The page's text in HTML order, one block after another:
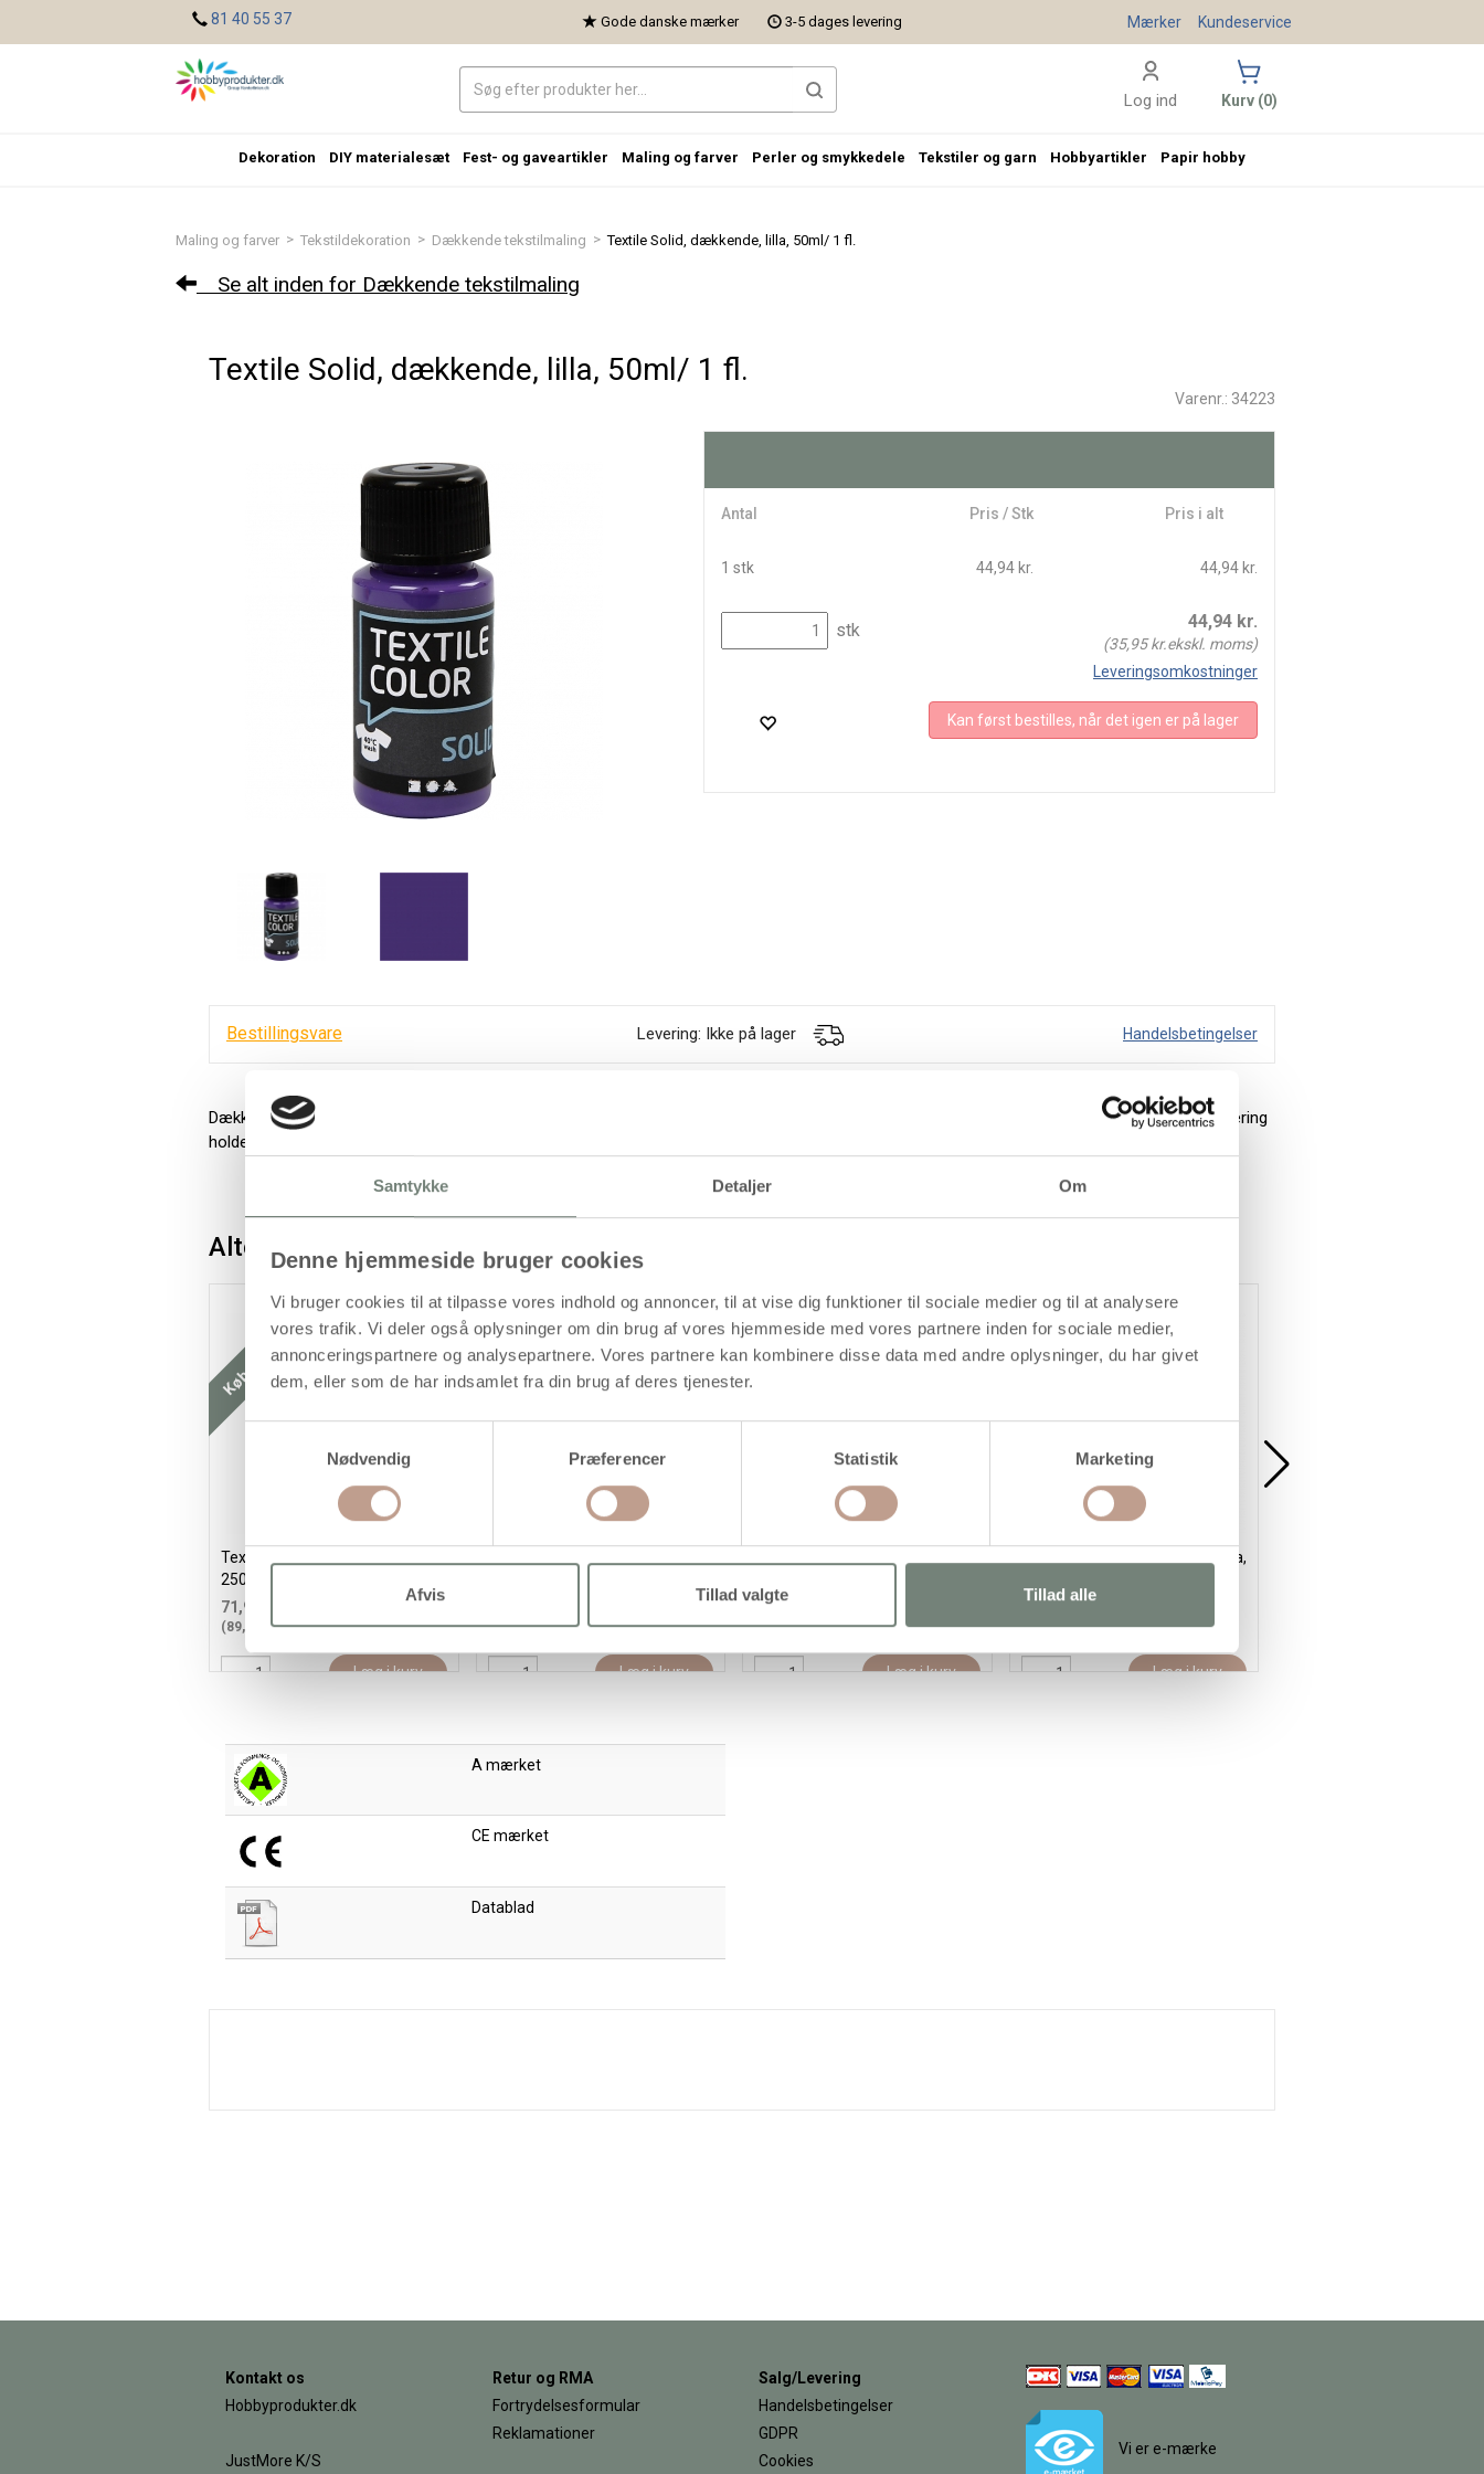
Samtykke Detaljer Om
Denne hjemmeside bruger cookies
Vi bruger cookies til at tilpasse vores indhold og annoncer, til at vise dig funktioner til sociale medier og til at analysere
vores trafik. Vi deler også oplysninger om din brug af vores hjemmeside med vores partnere inden for sociale medier,
annonceringspartnere og analysepartnere. Vores partnere kan kombinere disse data med andre oplysninger, du har givet
dem, eller som de har indsamlet fra din brug af deres tjenester.
Nødvendig
Præferencer Statistik Marketing
Afvis Tillad valgte Tillad alle
Maling og farver > Tekstildekoration > Dækkende tekstilmaling > Textile Solid, dækkende, lilla, 50ml/ 1 fl.
Se alt inden for Dækkende tekstilmaling
Textile Solid, dækkende, lilla, 50ml/ 1 fl.
Varenr.: 34223
Antal Pris / Stk Pris i alt
1 stk 44,94 kr. 44,94 kr.
stk 44,94kr.
(35,95kr.ekskl. moms)
Leveringsomkostninger
Kan først bestilles, når det igen er på lager
Bestillingsvare Levering: Ikke på lager Handelsbetingelser
Dækkende, vandbaseret tekstilmaling i virkelig god og drøj kvalitet til både lyse, mørke og farvede tekstiler af bomuld, hør m.m. Efter strygefiksering
holder farverne sig flot i vask ved 40 grader
Alternativer
Køb mere og spar
Textile Solid, dækkende, pink,
250ml/ 1 fl.
71,95 kr.
(89,94 kr. inkl. moms)
Læg i kurv
Køb mere og spar
(89,94 kr. inkl. moms)
Læg i kurv
39,95 kr.
(49,94 kr. inkl. moms)
Læg i kurv
Textile Solid, dækkende, fuchsia,
35,95 kr./ stk
(44,94 kr. inkl. moms)
Læg i kurv
A mærket
CE mærket
Datablad
81 40 55 37 Gode danske mærker 3-5 dages levering Kundeservice
Mærker
Log ind Kurv (0)
Dekoration DIY materialesæt Fest- og gaveartikler Maling og farver Perler og smykkedele Tekstiler og garn Hobbyartikler Papir hobby
Kontakt os
Hobbyprodukter.dk
JustMore K/S
Retur og RMA
Fortrydelsesformular
Reklamationer
Salg/Levering
Handelsbetingelser
GDPR
Cookies
Vi er e-mærke